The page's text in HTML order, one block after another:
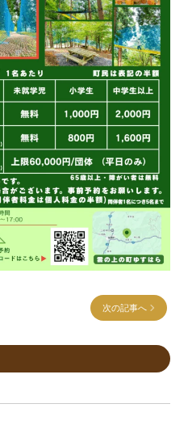
次の記事へ